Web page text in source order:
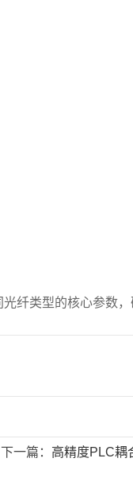
纤类型的核心参数，
下一篇： 高精度PLC耦